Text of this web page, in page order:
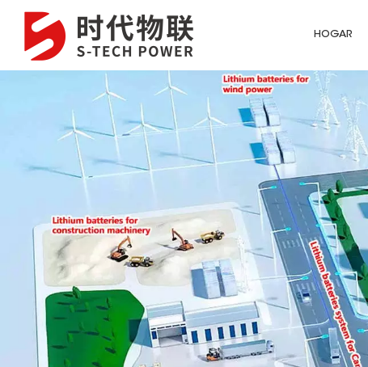
HOGAR